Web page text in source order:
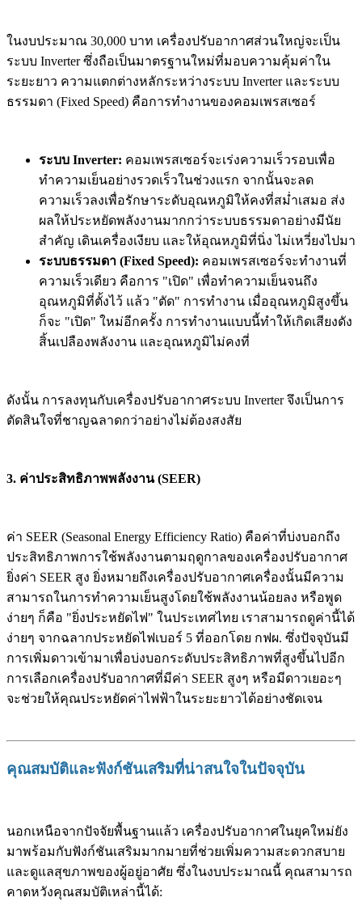
ในงบประมาณ 30,000 บาท เครื่องปรับอากาศส่วนใหญ่จะเป็น
ระบบ Inverter ซึ่งถือเป็นมาตรฐานใหม่ที่มอบความคุ้มค่าใน
ระยะยาว ความแตกต่างหลักระหว่างระบบ Inverter และระบบ
ธรรมดา (Fixed Speed) คือการทำงานของคอมเพรสเซอร์
ระบบ Inverter: คอมเพรสเซอร์จะเร่งความเร็วรอบเพื่อ
ทำความเย็นอย่างรวดเร็วในช่วงแรก จากนั้นจะลด
ความเร็วลงเพื่อรักษาระดับอุณหภูมิให้คงที่สม่ำเสมอ ส่ง
ผลให้ประหยัดพลังงานมากกว่าระบบธรรมดาอย่างมีนัย
สำคัญ เดินเครื่องเงียบ และให้อุณหภูมิที่นิ่ง ไม่เหวี่ยงไปมา
ระบบธรรมดา (Fixed Speed): คอมเพรสเซอร์จะทำงานที่
ความเร็วเดียว คือการ "เปิด" เพื่อทำความเย็นจนถึง
อุณหภูมิที่ตั้งไว้ แล้ว "ตัด" การทำงาน เมื่ออุณหภูมิสูงขึ้น
ก็จะ "เปิด" ใหม่อีกครั้ง การทำงานแบบนี้ทำให้เกิดเสียงดัง
สิ้นเปลืองพลังงาน และอุณหภูมิไม่คงที่
ดังนั้น การลงทุนกับเครื่องปรับอากาศระบบ Inverter จึงเป็นการ
ตัดสินใจที่ชาญฉลาดกว่าอย่างไม่ต้องสงสัย
3. ค่าประสิทธิภาพพลังงาน (SEER)
ค่า SEER (Seasonal Energy Efficiency Ratio) คือค่าที่บ่งบอกถึง
ประสิทธิภาพการใช้พลังงานตามฤดูกาลของเครื่องปรับอากาศ
ยิ่งค่า SEER สูง ยิ่งหมายถึงเครื่องปรับอากาศเครื่องนั้นมีความ
สามารถในการทำความเย็นสูงโดยใช้พลังงานน้อยลง หรือพูด
ง่ายๆ ก็คือ "ยิ่งประหยัดไฟ" ในประเทศไทย เราสามารถดูค่านี้ได้
ง่ายๆ จากฉลากประหยัดไฟเบอร์ 5 ที่ออกโดย กฟผ. ซึ่งปัจจุบันมี
การเพิ่มดาวเข้ามาเพื่อบ่งบอกระดับประสิทธิภาพที่สูงขึ้นไปอีก
การเลือกเครื่องปรับอากาศที่มีค่า SEER สูงๆ หรือมีดาวเยอะๆ
จะช่วยให้คุณประหยัดค่าไฟฟ้าในระยะยาวได้อย่างชัดเจน
คุณสมบัติและฟังก์ชันเสริมที่น่าสนใจในปัจจุบัน
นอกเหนือจากปัจจัยพื้นฐานแล้ว เครื่องปรับอากาศในยุคใหม่ยัง
มาพร้อมกับฟังก์ชันเสริมมากมายที่ช่วยเพิ่มความสะดวกสบาย
และดูแลสุขภาพของผู้อยู่อาศัย ซึ่งในงบประมาณนี้ คุณสามารถ
คาดหวังคุณสมบัติเหล่านี้ได้: